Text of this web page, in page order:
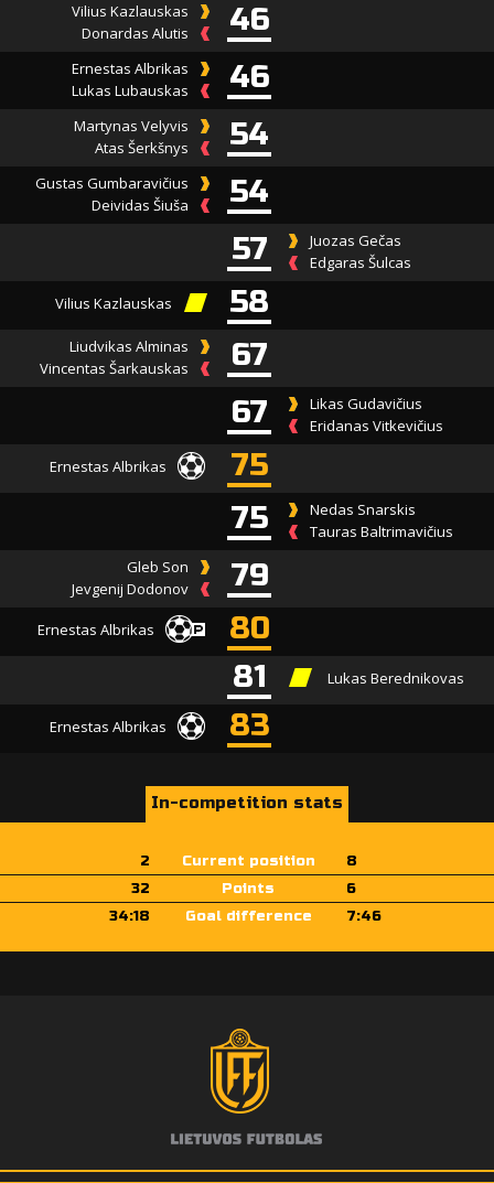
Vilius Kazlauskas
Donardas Alutis
46
Ernestas Albrikas
Lukas Lubauskas
46
Martynas Velyvis
Atas Šerkšnys
54
Gustas Gumbaravičius
Deividas Šiuša
54
57
Juozas Gečas
Edgaras Šulcas
Vilius Kazlauskas 58
Liudvikas Alminas
Vincentas Šarkauskas
67
67
Likas Gudavičius
Eridanas Vitkevičius
Ernestas Albrikas
75
75
Nedas Snarskis
Tauras Baltrimavičius
Gleb Son
Jevgenij Dodonov
79
Ernestas Albrikas
80
81
Lukas Berednikovas
Ernestas Albrikas 83
In-competition stats
2 Current position
8
32
Points
6
34:18
Goal difference 7:46